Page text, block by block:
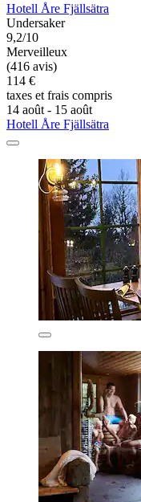
Hotell Åre Fjällsätra
Undersaker
9,2/10
Merveilleux
(416 avis)
114 €
taxes et frais compris
14 août - 15 août
Hotell Åre Fjällsätra